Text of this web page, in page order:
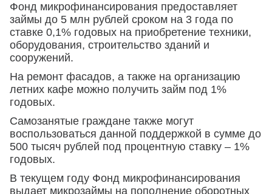
Фонд микрофинансирования предоставляет
займы до 5 млн рублей сроком на 3 года по
ставке 0,1% годовых на приобретение техники,
оборудования, строительство зданий и
сооружений.
На ремонт фасадов, а также на организацию
летних кафе можно получить займ под 1%
годовых.
Самозанятые граждане также могут
воспользоваться данной поддержкой в сумме до
500 тысяч рублей под процентную ставку – 1%
годовых.
В текущем году Фонд микрофинансирования
выдает микрозаймы на пополнение оборотных